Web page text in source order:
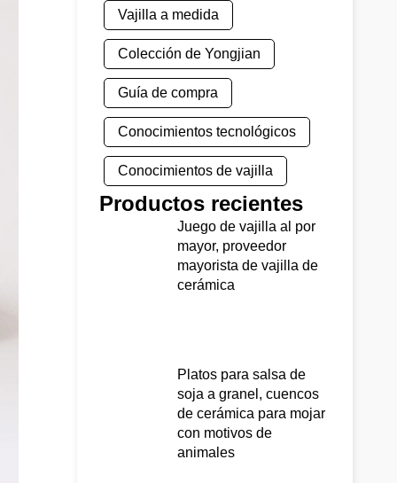
Vajilla a medida
Colección de Yongjian
Guía de compra
Conocimientos tecnológicos
Conocimientos de vajilla
Productos recientes
Juego de vajilla al por
mayor, proveedor
mayorista de vajilla de
cerámica
Platos para salsa de
soja a granel, cuencos
de cerámica para mojar
con motivos de
animales